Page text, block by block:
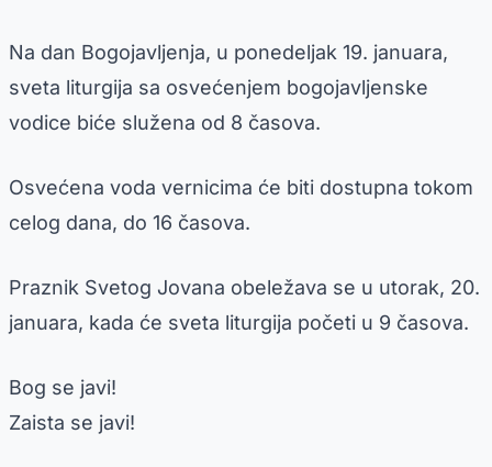
Na dan Bogojavljenja, u ponedeljak 19. januara,
sveta liturgija sa osvećenjem bogojavljenske
vodice biće služena od 8 časova.
Osvećena voda vernicima će biti dostupna tokom
celog dana, do 16 časova.
Praznik Svetog Jovana obeležava se u utorak, 20.
januara, kada će sveta liturgija početi u 9 časova.
Bog se javi!
Zaista se javi!